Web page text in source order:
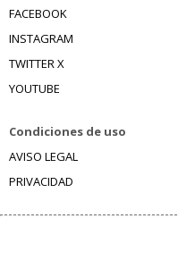
FACEBOOK
INSTAGRAM
TWITTER X
YOUTUBE
Condiciones de uso
AVISO LEGAL
PRIVACIDAD